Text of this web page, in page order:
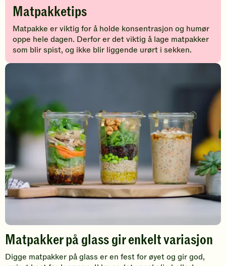
Matpakketips
Matpakke er viktig for å holde konsentrasjon og humør
oppe hele dagen. Derfor er det viktig å lage matpakker
som blir spist, og ikke blir liggende urørt i sekken.
Matpakker på glass gir enkelt variasjon
Digge matpakker på glass er en fest for øyet og gir god,